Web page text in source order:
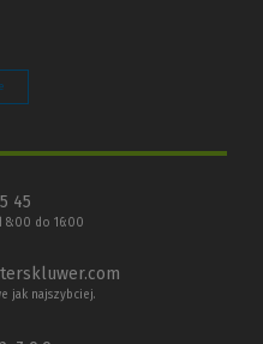
45
8:00 do 16:00
jak najszybciej.